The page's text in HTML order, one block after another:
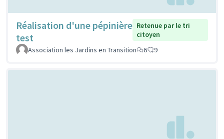
Réalisation d'une pépinière
test
Retenue par le tri
citoyen
Association les Jardins en Transition
6 9